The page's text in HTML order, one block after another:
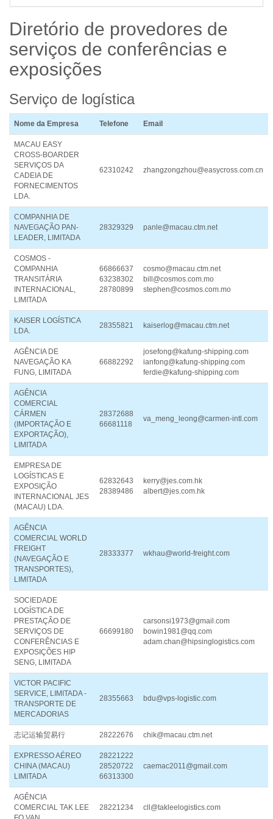
Diretório de provedores de
serviços de conferências e
exposições
Serviço de logística
Nome da Empresa Telefone Email
MACAU EASY
CROSS-BOARDER
SERVIÇOS DA
CADEIA DE
FORNECIMENTOS
LDA.
62310242 zhangzongzhou@easycross.com.cn
COMPANHIA DE
NAVEGAÇÃO PAN-
LEADER, LIMITADA
28329329 panle@macau.ctm.net
COSMOS -
COMPANHIA
TRANSITÁRIA
INTERNACIONAL,
LIMITADA
66866637
63238302
28780899
cosmo@macau.ctm.net
bill@cosmos.com.mo
stephen@cosmos.com.mo
KAISER LOGÍSTICA
LDA.
28355821 kaiserlog@macau.ctm.net
AGÊNCIA DE
NAVEGAÇÃO KA
FUNG, LIMITADA
66882292
josefong@kafung-shipping.com
ianfong@kafung-shipping.com
ferdie@kafung-shipping.com
AGÊNCIA
COMERCIAL
CÁRMEN
(IMPORTAÇÃO E
EXPORTAÇÃO),
LIMITADA
28372688
66681118
va_meng_leong@carmen-intl.com
EMPRESA DE
LOGÍSTICAS E
EXPOSIÇÃO
INTERNACIONAL JES
(MACAU) LDA.
62832643
28389486
kerry@jes.com.hk
albert@jes.com.hk
AGÊNCIA
COMERCIAL WORLD
FREIGHT
(NAVEGAÇÃO E
TRANSPORTES),
LIMITADA
28333377 wkhau@world-freight.com
SOCIEDADE
LOGÍSTICA DE
PRESTAÇÃO DE
SERVIÇOS DE
CONFERÊNCIAS E
EXPOSIÇÕES HIP
SENG, LIMITADA
66699180
carsonsi1973@gmail.com
bowin1981@qq.com
adam.chan@hipsinglogistics.com
VICTOR PACIFIC
SERVICE, LIMITADA -
TRANSPORTE DE
MERCADORIAS
28355663 bdu@vps-logistic.com
志记运输贸易行 28222676 chik@macau.ctm.net
EXPRESSO AÉREO
CHINA (MACAU)
LIMITADA
28221222
28520722
66313300
caemac2011@gmail.com
AGÊNCIA
COMERCIAL TAK LEE
28221234 cll@takleelogistics.com